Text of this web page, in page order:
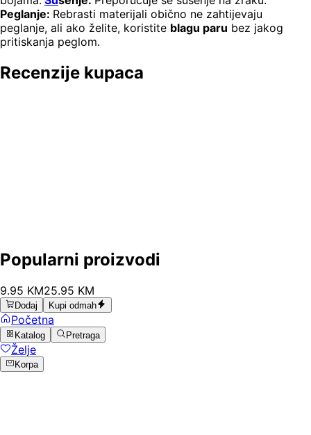
Peglanje: Rebrasti materijali obično ne zahtijevaju
peglanje, ali ako želite, koristite blagu paru bez jakog
pritiskanja peglom.
Recenzije kupaca
Popularni proizvodi
9.95 KM25.95 KM
Dodaj Kupi odmah
Početna
Katalog Pretraga
Želje
Korpa